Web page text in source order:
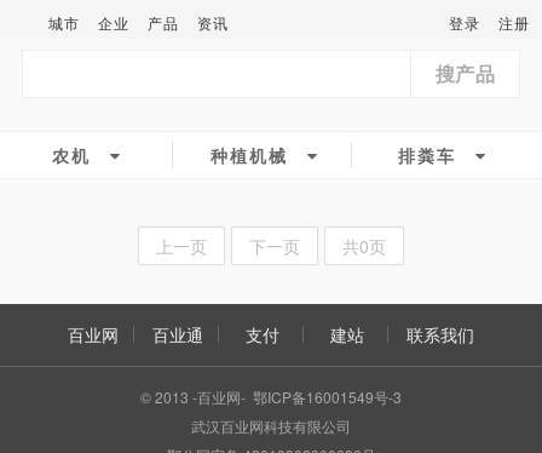
城市 企业 产品 资讯 登录 注册
搜产品
农机 种植机械 排粪车
上一页 下一页 共0页
百业网 百业通 支付 建站 联系我们
© 2013 -百业网- 鄂ICP备16001549号-3
武汉百业网科技有限公司